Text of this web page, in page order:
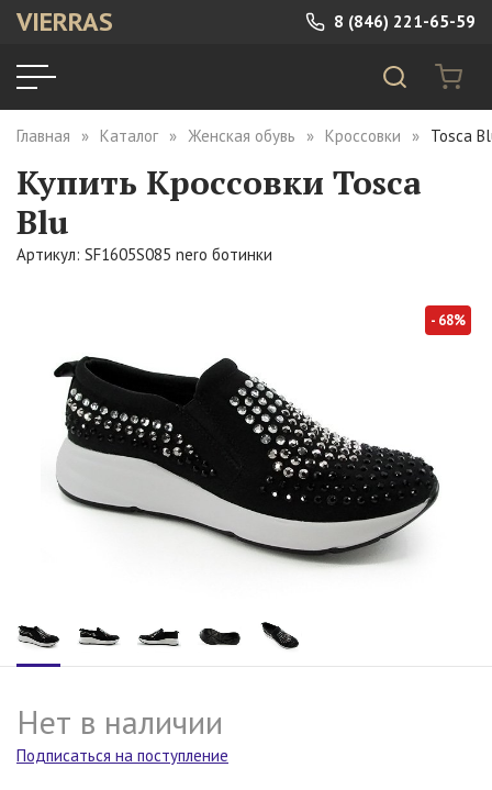
VIERRAS 8 (846) 221-65-59
Главная Каталог Женская обувь Кроссовки Tosca
Купить Кроссовки Tosca
Blu
Артикул: SF1605S085 nero ботинки
- 68%
Нет в наличии
Подписаться на поступление